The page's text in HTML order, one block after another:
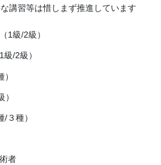
講習等は惜しまず推進しています
1級/2級）
/2級）
３種）
者